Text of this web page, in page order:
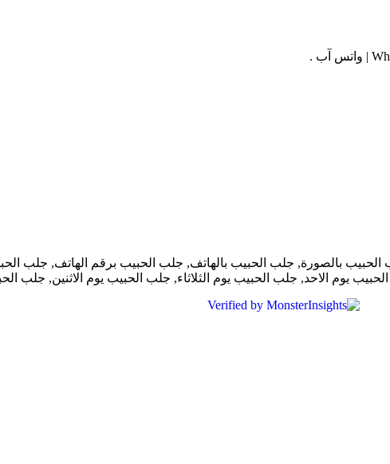
بالصورة, جلب الحبيب بالهاتف, جلب الحبيب برقم الهاتف, جلب
يوم الاحد, جلب الحبيب يوم الثلاثاء, جلب الحبيب يوم الاثنين, جلب